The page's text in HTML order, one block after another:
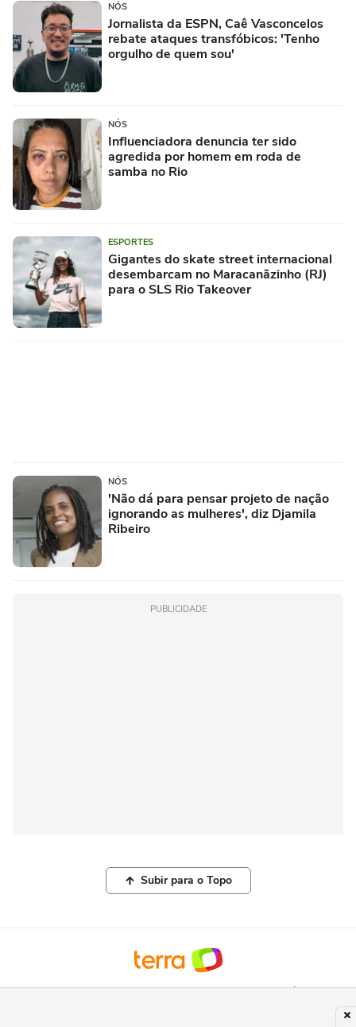
NÓS
Jornalista da ESPN, Caê Vasconcelos
rebate ataques transfóbicos: 'Tenho
orgulho de quem sou'
NÓS
Influenciadora denuncia ter sido
agredida por homem em roda de
samba no Rio
ESPORTES
Gigantes do skate street internacional
desembarcam no Maracanãzinho (RJ)
para o SLS Rio Takeover
NÓS
'Não dá para pensar projeto de nação
ignorando as mulheres', diz Djamila
Ribeiro
PUBLICIDADE
Subir para o Topo
© COPYRIGHT 2026, TERRA NETWORKS BRASIL LTDA |POLÍTICA DE